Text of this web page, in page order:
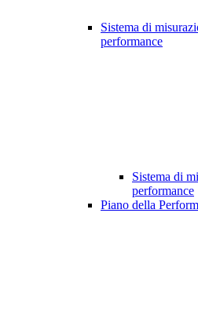
Sistema di
performance
Sistema di
performance
Piano della